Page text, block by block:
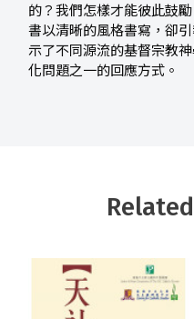
的？我們怎樣才能彼此鼓
書以清晰的風格書寫，卻
示了不同源流的基督宗教
化問題之一的回應方式。